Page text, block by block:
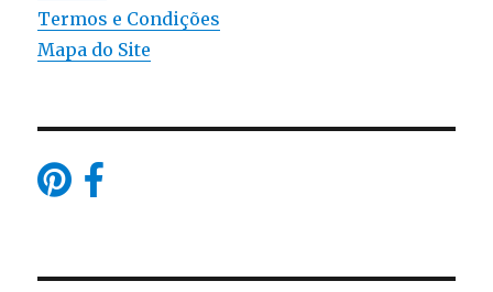
Termos e Condições
Mapa do Site